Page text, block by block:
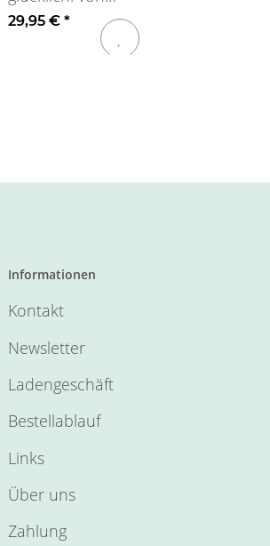
Lieblichkeiten
29,95 € *
Informationen
Kontakt
Newsletter
Ladengeschäft
Bestellablauf
Links
Über uns
Zahlung